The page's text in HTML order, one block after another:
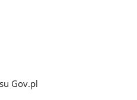
Gov.pl